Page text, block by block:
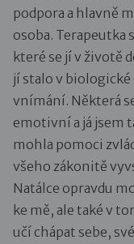
podpora a hlavně
osoba. Terapeutka
které se jí v životě
jí stalo v
vnímání. Některá
emotivní a já jsem
mohla pomoci
všeho zákonitě
Natálce opravdu
ke mě, ale také v
učí chápat sebe,